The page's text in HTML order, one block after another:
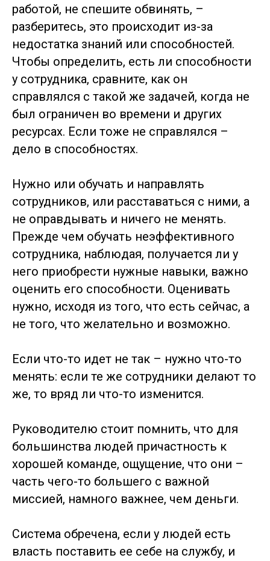
работой, не спешите обвинять, –
разберитесь, это происходит из-за
недостатка знаний или способностей.
Чтобы определить, есть ли способности
у сотрудника, сравните, как он
справлялся с такой же задачей, когда не
был ограничен во времени и других
ресурсах. Если тоже не справлялся –
дело в способностях.
Нужно или обучать и направлять
сотрудников, или расставаться с ними, а
не оправдывать и ничего не менять.
Прежде чем обучать неэффективного
сотрудника, наблюдая, получается ли у
него приобрести нужные навыки, важно
оценить его способности. Оценивать
нужно, исходя из того, что есть сейчас, а
не того, что желательно и возможно.
Если что-то идет не так – нужно что-то
менять: если те же сотрудники делают то
же, то вряд ли что-то изменится.
Руководителю стоит помнить, что для
большинства людей причастность к
хорошей команде, ощущение, что они –
часть чего-то большего с важной
миссией, намного важнее, чем деньги.
Система обречена, если у людей есть
власть поставить ее себе на службу, и